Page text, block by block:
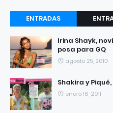
ENTRADAS
RECIENTES
Irina Shayk,
posa para GQ
agosto 25, 2010
Shakira y
enero 16, 2011